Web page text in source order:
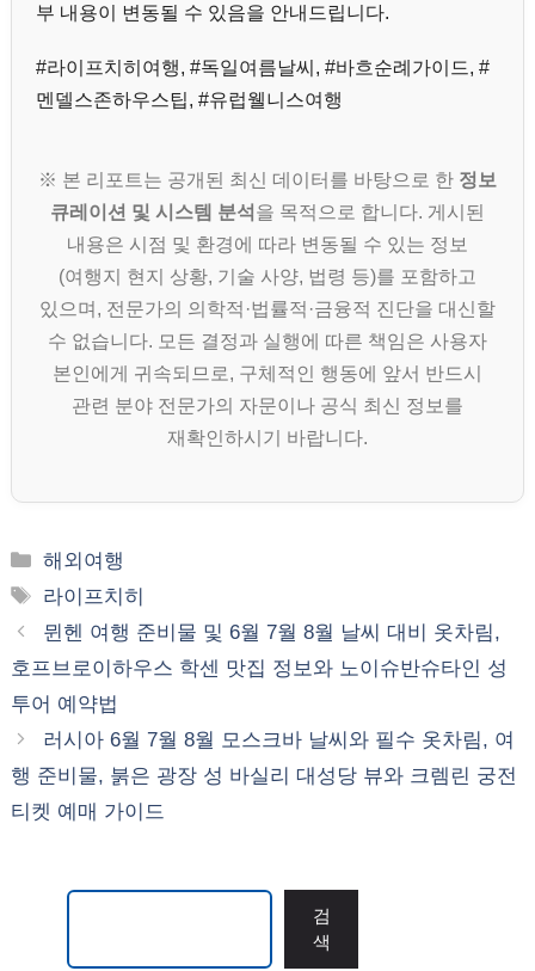
부 내용이 변동될 수 있음을 안내드립니다.
#라이프치히여행, #독일여름날씨, #바흐순례가이드, #
멘델스존하우스팁, #유럽웰니스여행
※ 본 리포트는 공개된 최신 데이터를 바탕으로 한 정보
큐레이션 및 시스템 분석 을 목적으로 합니다. 게시된
내용은 시점 및 환경에 따라 변동될 수 있는 정보
(여행지 현지 상황, 기술 사양, 법령 등)를 포함하고
있으며, 전문가의 의학적·법률적·금융적 진단을 대신할
수 없습니다. 모든 결정과 실행에 따른 책임은 사용자
본인에게 귀속되므로, 구체적인 행동에 앞서 반드시
관련 분야 전문가의 자문이나 공식 최신 정보를
재확인하시기 바랍니다.
카
테
리
해외여행
태
그
라이프치히
뮌헨 여행 준비물 및 6월 7월 8월 날씨 대비 옷차림,
호프브로이하우스 학센 맛집 정보와 노이슈반슈타인 성
투어 예약법
러시아 6월 7월 8월 모스크바 날씨와 필수 옷차림, 여
행 준비물, 붉은 광장 성 바실리 대성당 뷰와 크렘린 궁전
티켓 예매 가이드
검
색